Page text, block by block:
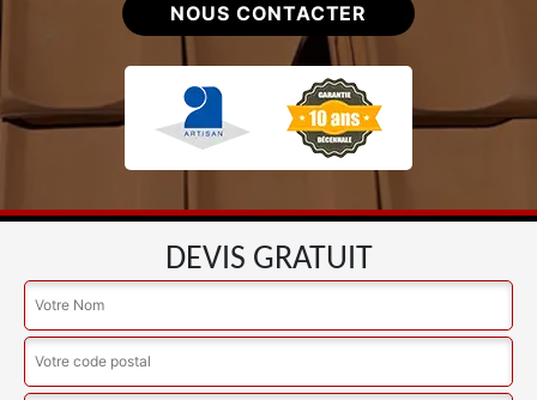
NOUS CONTACTER
DEVIS GRATUIT